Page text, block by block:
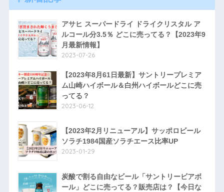
アサヒ スーパードライ ドライクリスタル ア
ルコール分3.5％ どこに売ってる？【2023年9
月最新情報】
2023-07-26
【2023年8月61日最新】サントリープレミア
ム山崎ハイボール＆白州ハイボールどこに売
ってる？
2023-06-12
【2023年2月リニューアル】サッポロビール
ソラチ1984国産ソラチエース比率UP
2023-01-29
炭酸で割る自由なビール「サントリービアボ
ール」どこに売ってる？販売店は？【今日な